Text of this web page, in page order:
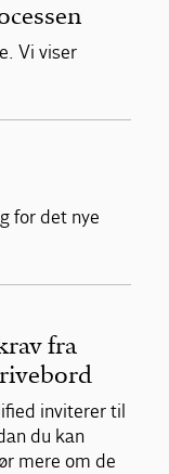
Vi viser
for det nye
fra
inviterer til
du kan
mere om de